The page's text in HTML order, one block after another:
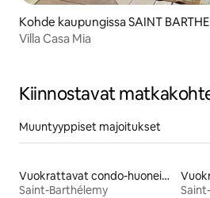
Kohde kaupungissa SAINT
Villa Casa Mia
Kiinnostavat
Muuntyyppiset majoitukset
Vuokrattavat condo-huoneistot
Saint-Barthélemy